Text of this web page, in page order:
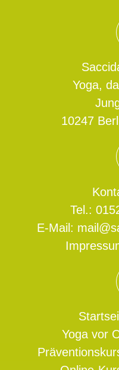
Yoga,
10247
Tel.:
E-Mail:
Yoga vor